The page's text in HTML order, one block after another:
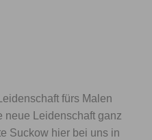
fürs Malen
neue Leidenschaft ganz
Suckow hier bei uns in